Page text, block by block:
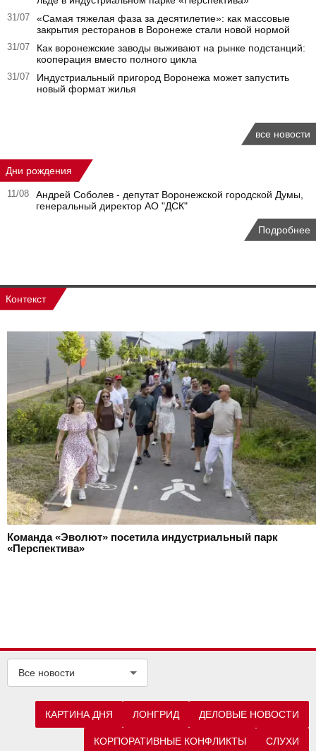
31/07
«Самая тяжелая фаза за десятилетие»: как массовые
закрытия ресторанов в Воронеже стали новой нормой
31/07
Как воронежские заводы выживают на рынке подстанций:
кооперация вместо полного цикла
31/07
Индустриальный пригород Воронежа может запустить
новый формат жилья
все новости
Дни рождения
11/08
Андрей Соболев - депутат Воронежской городской Думы,
генеральный директор АО "ДСК"
Подробнее
Контекст
Команда «Эволют» посетила индустриальный парк
«Перспектива»
Все новости
КАРТИНА ДНЯ ЛОНГРИД ДЕЛОВЫЕ НОВОСТИ
КОРПОРАТИВНЫЕ КОНФЛИКТЫ СЛУХИ